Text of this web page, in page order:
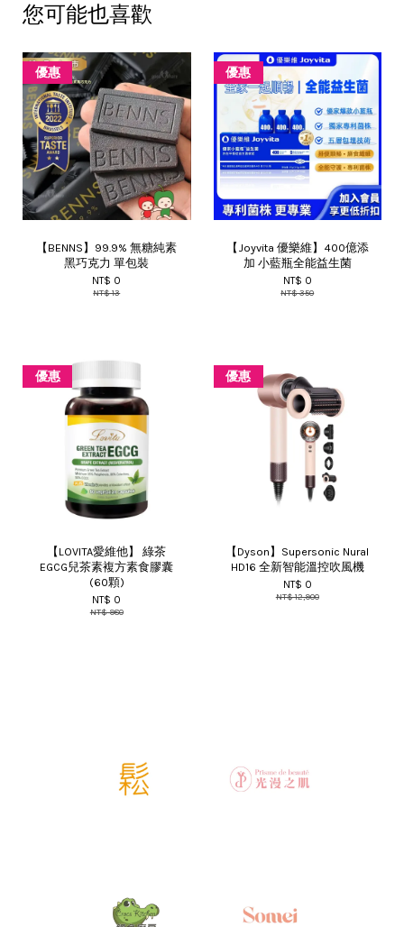
您可能也喜歡
優惠
【BENNS】99.9% 無糖純素
黑巧克力 單包裝
NT$ 0
NT$ 13
優惠
【Joyvita 優樂維】400億添
加 小藍瓶全能益生菌
NT$ 0
NT$ 350
優惠
【LOVITA愛維他】 綠茶
EGCG兒茶素複方素食膠囊
(60顆)
NT$ 0
NT$ 980
優惠
【Dyson】Supersonic Nural
HD16 全新智能溫控吹風機
NT$ 0
NT$ 12,900